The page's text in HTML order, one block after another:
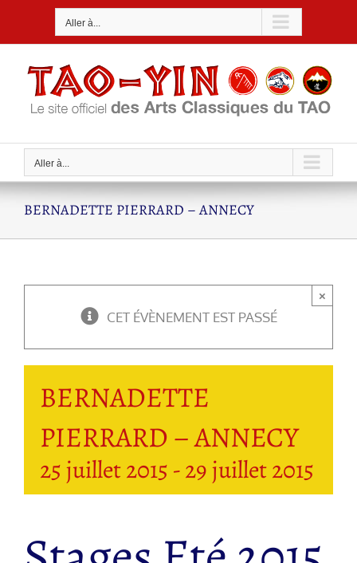
Aller à...
Aller à...
BERNADETTE PIERRARD – ANNECY
CET ÉVÈNEMENT EST PASSÉ
×
BERNADETTE
PIERRARD – ANNECY
25 juillet 2015 -29 juillet 2015